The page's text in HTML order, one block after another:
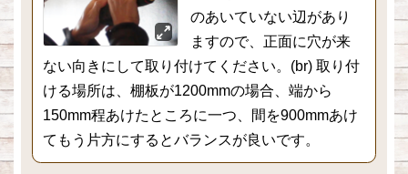
のあいていない辺があり
ますので、正面に穴が来
ない向きにして取り付けてください。(br) 取り付
ける場所は、棚板が1200mmの場合、端から
150mm程あけたところに一つ、間を900mmあけ
てもう片方にするとバランスが良いです。